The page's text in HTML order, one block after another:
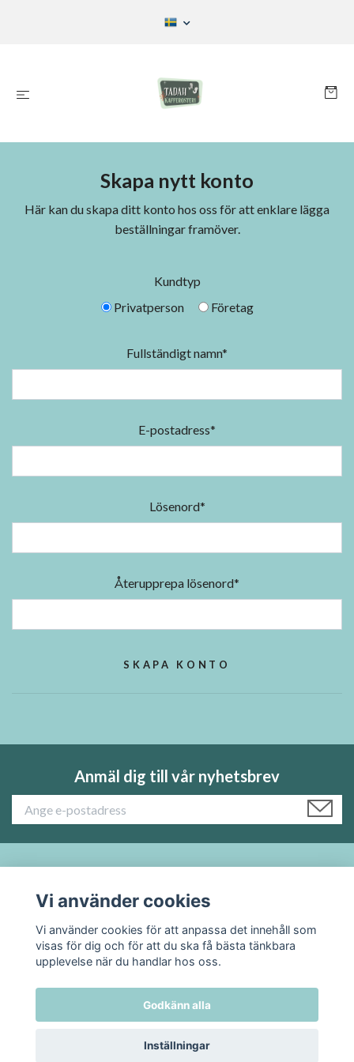
Skapa nytt konto
Här kan du skapa ditt konto hos oss för att enklare lägga
beställningar framöver.
Kundtyp
Privatperson
Företag
Fullständigt namn*
E-postadress*
Lösenord*
Återupprepa lösenord*
Anmäl dig till vår nyhetsbrev
Sociala medier
© 2026 TADAH kafferosteri
Vi använder cookies
Vi använder cookies för att anpassa det innehåll som
visas för dig och för att du ska få bästa tänkbara
upplevelse när du handlar hos oss.
Godkänn alla
Inställningar